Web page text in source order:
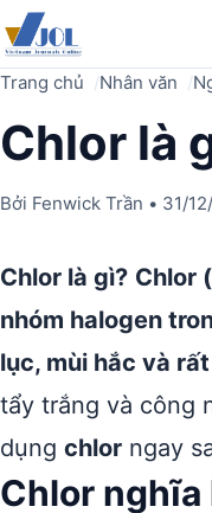
Trang chủ Nhân văn
Chlor là
Bởi Fenwick Trần • 31/
Chlor là gì? Chlor
nhóm halogen
lục, mùi hắc và
tẩy trắng và công
dụng chlor ngay
Chlor nghĩa